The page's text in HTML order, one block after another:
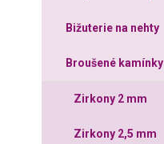
Bižuterie na nehty
Broušené kamínky
Zirkony 2 mm
Zirkony 2,5 mm